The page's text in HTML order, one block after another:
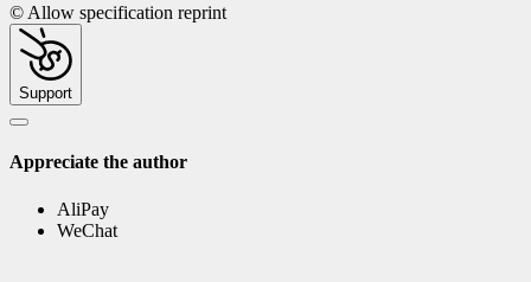
© Allow specification reprint
Support
Appreciate the author
AliPay
WeChat